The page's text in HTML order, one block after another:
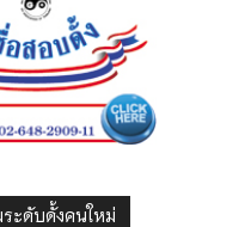
ะดับดั้งคนใหม่